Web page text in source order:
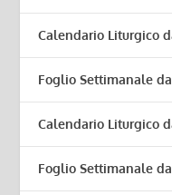
Calendario Liturgico
Foglio Settimanale
Calendario Liturgico
Foglio Settimanale